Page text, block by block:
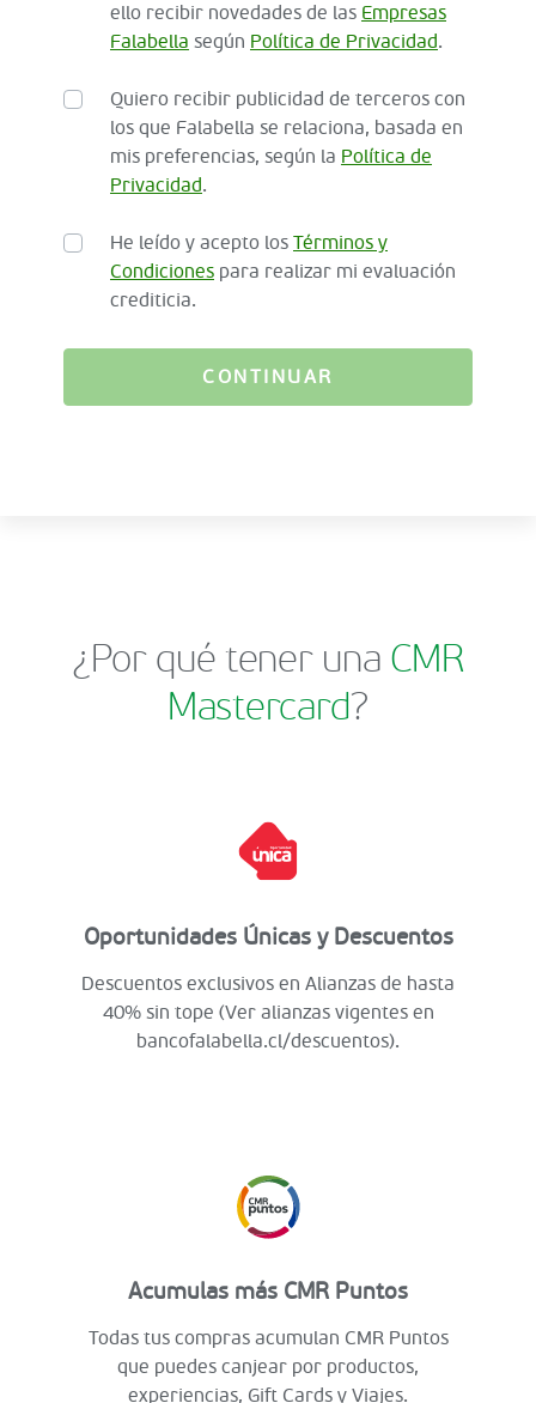
ello recibir novedades de las Empresas
Falabella según Política de Privacidad.
Quiero recibir publicidad de terceros con
los que Falabella se relaciona, basada en
mis preferencias, según la Política de
Privacidad.
He leído y acepto los Términos y
Condiciones para realizar mi evaluación
crediticia.
CONTINUAR
¿Por qué tener una CMR
Mastercard?
Oportunidades Únicas y Descuentos
Descuentos exclusivos en Alianzas de hasta
40% sin tope (Ver alianzas vigentes en
bancofalabella.cl/descuentos).
Acumulas más CMR Puntos
Todas tus compras acumulan CMR Puntos
que puedes canjear por productos,
experiencias, Gift Cards y Viajes.